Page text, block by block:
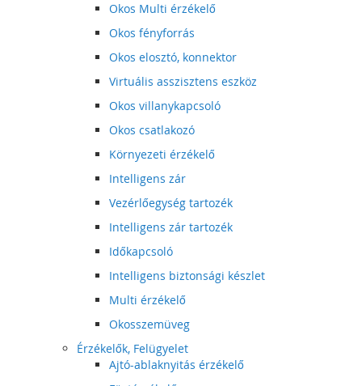
Okos Multi érzékelő
Okos fényforrás
Okos elosztó, konnektor
Virtuális asszisztens eszköz
Okos villanykapcsoló
Okos csatlakozó
Környezeti érzékelő
Intelligens zár
Vezérlőegység tartozék
Intelligens zár tartozék
Időkapcsoló
Intelligens biztonsági készlet
Multi érzékelő
Okosszemüveg
Érzékelők, Felügyelet
Ajtó-ablaknyitás érzékelő